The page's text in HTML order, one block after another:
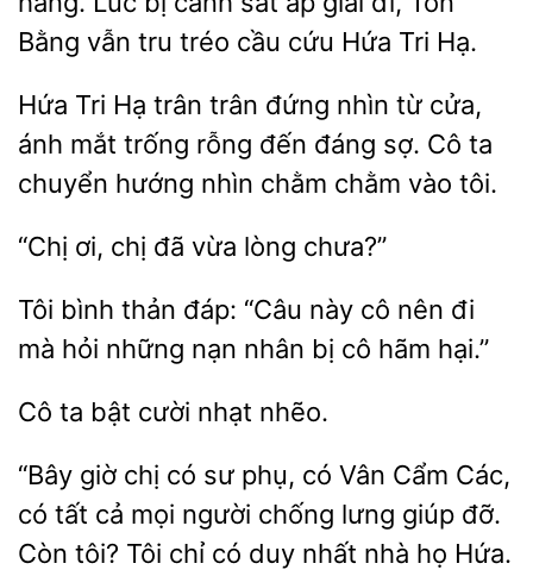
Bằng vẫn tru tréo cầu cứu Hứa Tri Hạ.
Hứa Tri Hạ trân trân đứng nhìn từ cửa,
ánh mắt trống rỗng đến đáng sợ. Cô
chuyển hướng nhìn chằm
vào
“Chị vừa lòng chưa?”
Tôi bình thản “Câu
cô nên đi
mà
những nạn nhân bị cô hãm hại.”
ta bật nhẽo.
“Bây giờ chị có sư phụ, có Vân Cẩm Các,
có tất cả mọi người
giúp đỡ.
Còn tôi? Tôi chỉ có duy nhất nhà họ